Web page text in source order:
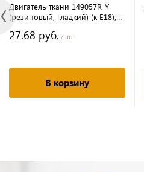
Двигатель ткани 149057R-Y
(резиновый, гладкий) (к E18),
27.68 руб. / шт
В корзину